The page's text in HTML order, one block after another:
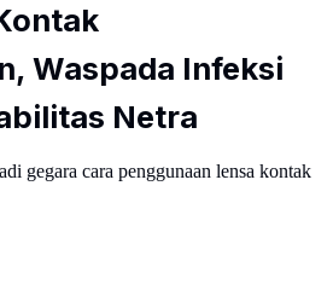
Waspada Infeksi
Netra
gegara cara penggunaan lensa kontak